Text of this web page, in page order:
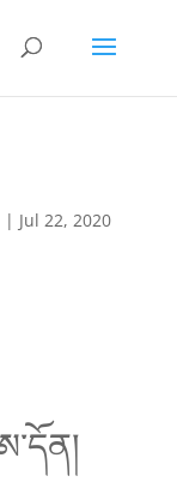
| Jul 22, 2020